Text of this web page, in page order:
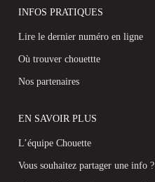
INFOS PRATIQUES
Lire le dernier numéro en ligne
Où trouver chouettte
Nos partenaires
EN SAVOIR PLUS
L’équipe Chouette
Vous souhaitez partager une info ?